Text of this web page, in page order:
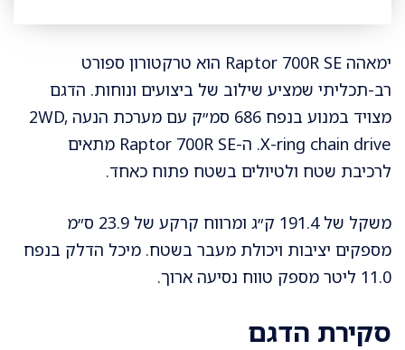
ימאהה Raptor 700R SE הוא טרקטורון ספורט
רב-תכליתי שמציע שילוב של ביצועים ונוחות. הדגם
מצויד במנוע בנפח 686 סמ״ק עם מערכת הנעה 2WD,
X-ring chain drive. ה-Raptor 700R SE מתאים
לרכיבת שטח ולטיולים בשטח פתוח כאחד.
משקל של 191.4 ק״ג ומרווח קרקע של 23.9 ס״מ
מספקים יציבות ויכולת מעבר בשטח. מיכל הדלק בנפח
11.0 ליטר מספק טווח נסיעה ארוך.
סקירת הדגם